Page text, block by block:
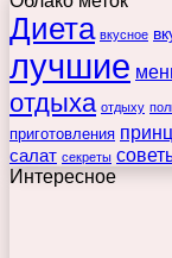
Диета вкусное
лучшие
отдыха отдыху
приготовления
салат секреты
Интересное